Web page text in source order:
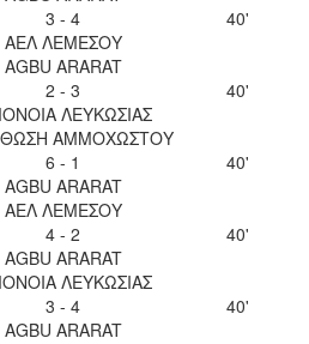
3 - 4
ΑΕΛ ΛΕΜΕΣΟΥ
40'
AGBU ARARAT
2 - 3
ΛΕΥΚΩΣΙΑΣ
40'
ΑΜΜΟΧΩΣΤΟΥ
6 - 1
AGBU ARARAT
40'
ΑΕΛ ΛΕΜΕΣΟΥ
4 - 2
AGBU ARARAT
40'
ΛΕΥΚΩΣΙΑΣ
3 - 4
AGBU ARARAT
40'